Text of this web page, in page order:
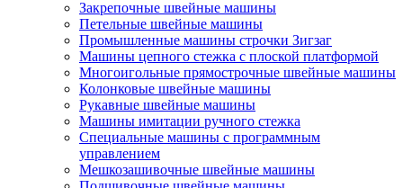
Закрепочные швейные машины
Петельные швейные машины
Промышленные машины строчки Зигзаг
Машины цепного стежка с плоской платформой
Многоигольные прямострочные швейные машины
Колонковые швейные машины
Рукавные швейные машины
Машины имитации ручного стежка
Специальные машины с программным
управлением
Мешкозашивочные швейные машины